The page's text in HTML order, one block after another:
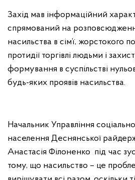
Захід мав інформаційний
спрямований на
насильства в сім’ї, жорстокого
протидії торгівлі людьми і
формування в суспільстві
будь-яких проявів насильства.
Начальник Управління
населення Деснянської
Анастасія Філоненко під час
тому, що насильство – це